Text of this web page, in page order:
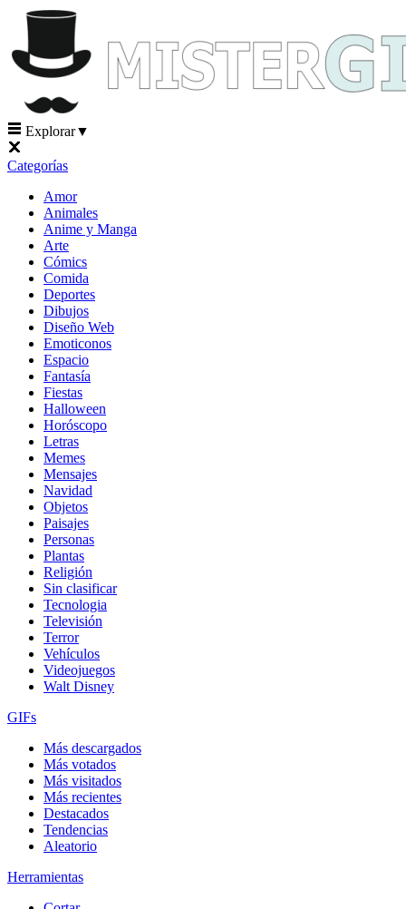
Explorar▼
Categorías
Amor
Animales
Anime y Manga
Arte
Cómics
Comida
Deportes
Dibujos
Diseño Web
Emoticonos
Espacio
Fantasía
Fiestas
Halloween
Horóscopo
Letras
Memes
Mensajes
Navidad
Objetos
Paisajes
Personas
Plantas
Religión
Sin clasificar
Tecnologia
Televisión
Terror
Vehículos
Videojuegos
Walt Disney
GIFs
Más descargados
Más votados
Más visitados
Más recientes
Destacados
Tendencias
Aleatorio
Herramientas